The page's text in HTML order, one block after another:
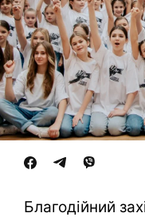
Благодійний